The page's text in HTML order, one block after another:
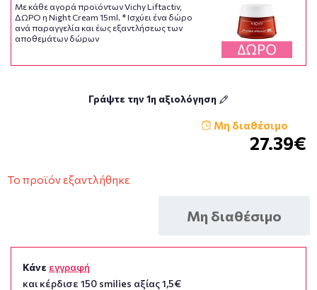
Με κάθε αγορά προϊόντων Vichy Liftactiv,
ΔΩΡΟ η Night Cream 15ml. * Ισχύει ένα δώρο
ανά παραγγελία και έως εξαντλήσεως των
αποθεμάτων δώρων
Γράψτε την 1η αξιολόγηση
Μη διαθέσιμο
27.39€
Το προϊόν εξαντλήθηκε
Μη διαθέσιμο
Κάνε εγγραφή
και κέρδισε 150 smilies αξίας 1,5€